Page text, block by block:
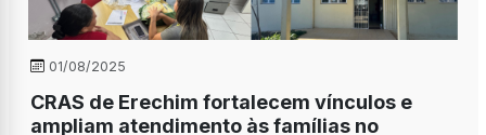
01/08/2025
CRAS de Erechim fortalecem vínculos e
ampliam atendimento às famílias no